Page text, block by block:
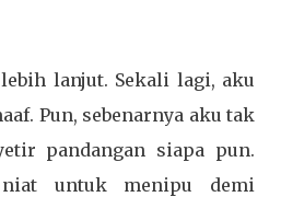
lanjut. Sekali lagi, aku
Pun, sebenarnya aku tak
pandangan siapa pun.
untuk menipu demi